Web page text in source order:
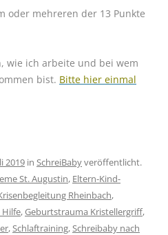
oder mehreren der 13 Punkte
wie ich arbeite und bei wem
bist. Bitte hier einmal
2019 in SchreiBabyveröffentlicht.
St. Augustin, Eltern-Kind-
Rheinbach,
Hilfe,Geburtstrauma Kristellergriff,
,Schlaftraining,Schreibaby nach